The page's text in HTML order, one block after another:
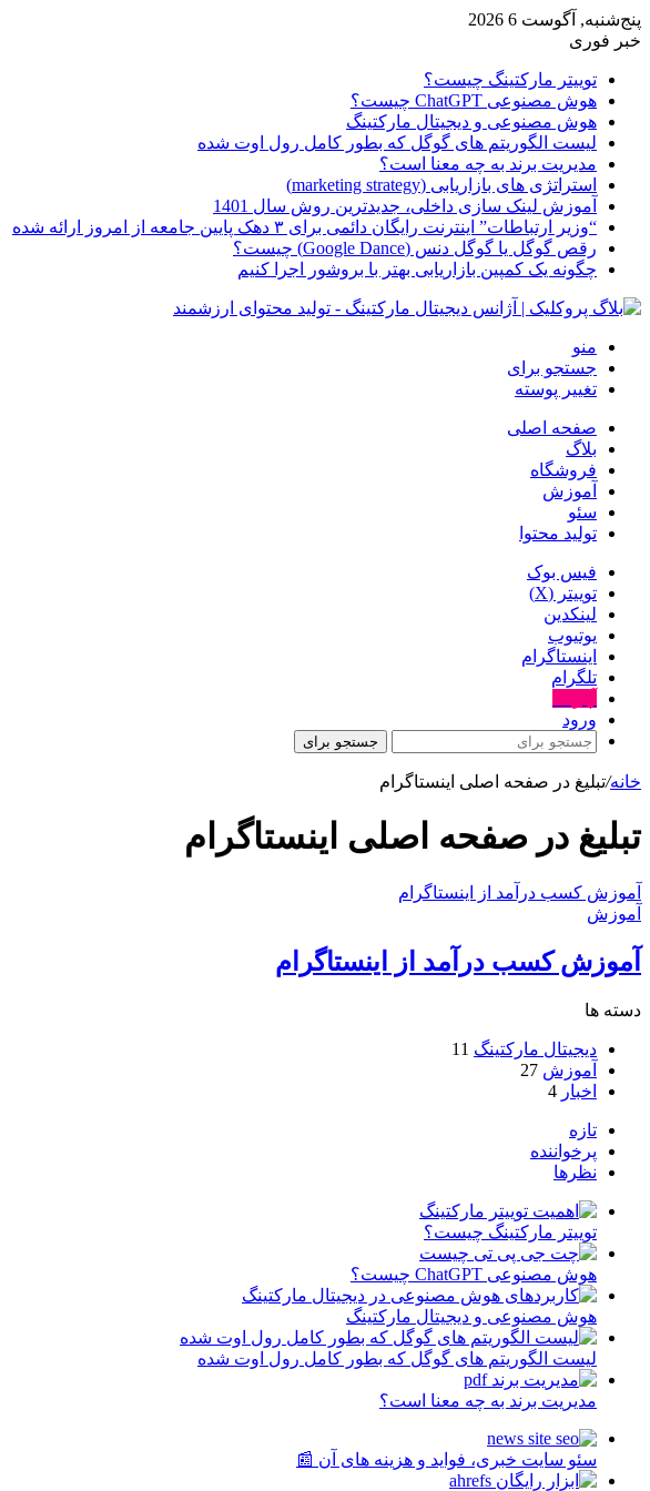
پنج‌شنبه, آگوست 6 2026
خبر فوری
توییتر مارکتینگ چیست؟
هوش مصنوعی ChatGPT چیست؟
هوش مصنوعی و دیجیتال مارکتینگ
لیست الگوریتم های گوگل که بطور کامل رول اوت شده
مدیریت برند به چه معنا است؟
استراتژی های بازاریابی (marketing strategy)
آموزش لینک سازی داخلی، جدیدترین روش سال 1401
“وزیر ارتباطات” اینترنت رایگان دائمی برای ۳ دهک پایین جامعه از امروز ارائه شده
رقص گوگل یا گوگل دنس (Google Dance) چیست؟
چگونه یک کمپین بازاریابی بهتر با بروشور اجرا کنیم
منو
جستجو برای
تغییر پوسته
صفحه اصلی
بلاگ
فروشگاه
آموزش
سئو
تولید محتوا
فیس بوک
توییتر (X)
لینکدین
یوتیوب
اینستاگرام
تلگرام
ورود
جستجو برای
خانه/تبلیغ در صفحه اصلی اینستاگرام
تبلیغ در صفحه اصلی اینستاگرام
آموزش کسب درآمد از اینستاگرام
آموزش
آموزش کسب درآمد از اینستاگرام
دسته ها
دیجیتال مارکتینگ 11
آموزش 27
اخبار 4
تازه
پرخواننده
نظرها
توییتر مارکتینگ چیست؟
هوش مصنوعی ChatGPT چیست؟
هوش مصنوعی و دیجیتال مارکتینگ
لیست الگوریتم های گوگل که بطور کامل رول اوت شده
مدیریت برند به چه معنا است؟
سئو سایت خبری، فواید و هزینه های آن 📰